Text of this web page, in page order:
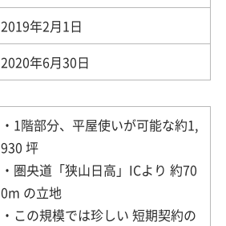
2019年2月1日
2020年6月30日
・1階部分、平屋使いが可能な約1,
930 坪
・圏央道「狭山日高」ICより 約70
0m の立地
・この規模では珍しい 短期契約の